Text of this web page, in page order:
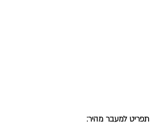
תפריט למעבר מהיר: